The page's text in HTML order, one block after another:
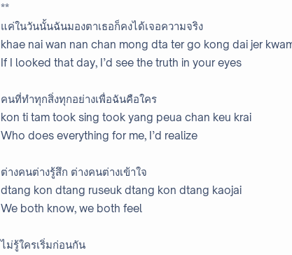
**
แค่ในวันนั้นฉันมองตาเธอก็คงได้เจอความจริง
khae nai wan nan chan mong dta ter go kong dai jer
If I looked that day, I’d see the truth in your eyes
คนที่ทำทุกสิ่งทุกอย่างเพื่อฉันคือใคร
kon ti tam took sing took yang peua chan keu krai
Who does everything for me, I’d realize
ต่างคนต่างรู้สึก ต่างคนต่างเข้าใจ
dtang kon dtang ruseuk dtang kon dtang kaojai
We both know, we both feel
ไม่รู้ใครเริ่มก่อนกัน